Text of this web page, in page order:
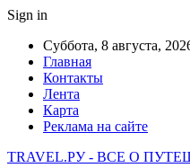
Sign in
Суббота, 8 августа,
Главная
Контакты
Лента
Карта
Реклама на сайте
TRAVEL.РУ - ВСЕ О